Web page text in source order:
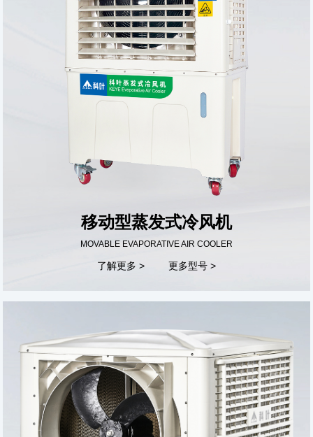
移动型蒸发式冷风机
MOVABLE EVAPORATIVE AIR COOLER
了解更多 > 更多型号 >